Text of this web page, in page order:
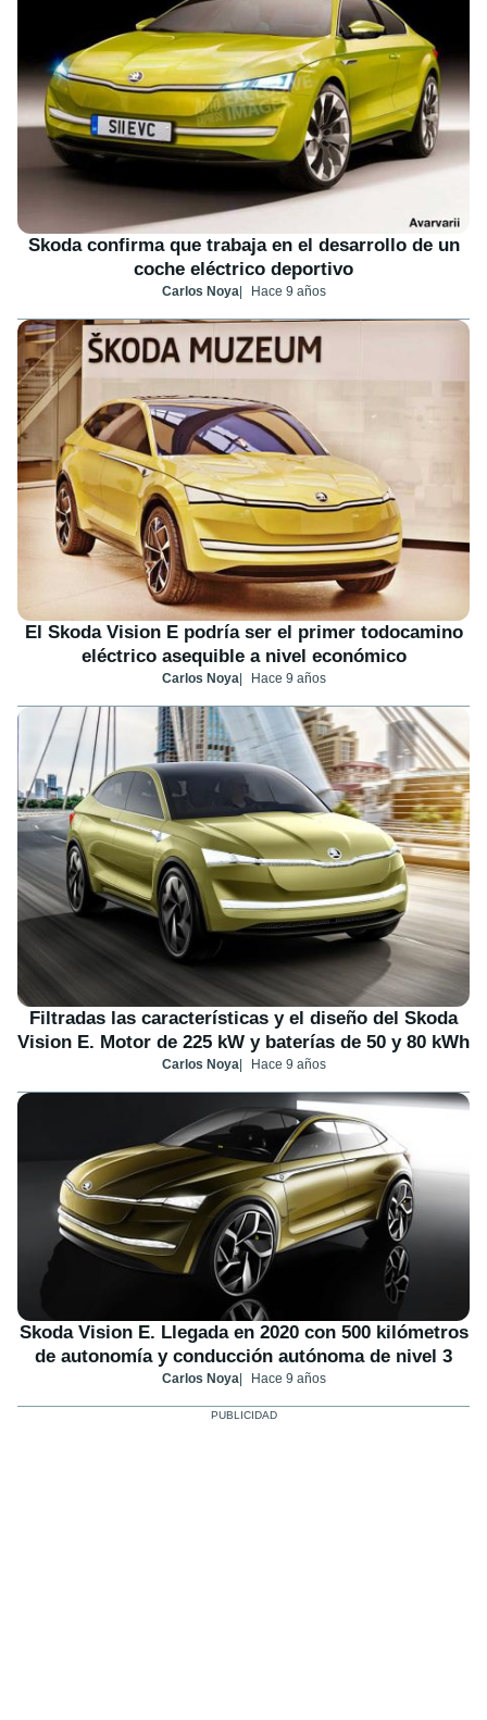
Skoda confirma que trabaja en el desarrollo de un
coche eléctrico deportivo
Carlos Noya Hace 9 años
El Skoda Vision E podría ser el primer todocamino
eléctrico asequible a nivel económico
Carlos Noya Hace 9 años
Filtradas las características y el diseño del Skoda
Vision E. Motor de 225 kW y baterías de 50 y 80 kWh
Carlos Noya Hace 9 años
Skoda Vision E. Llegada en 2020 con 500 kilómetros
de autonomía y conducción autónoma de nivel 3
Carlos Noya Hace 9 años